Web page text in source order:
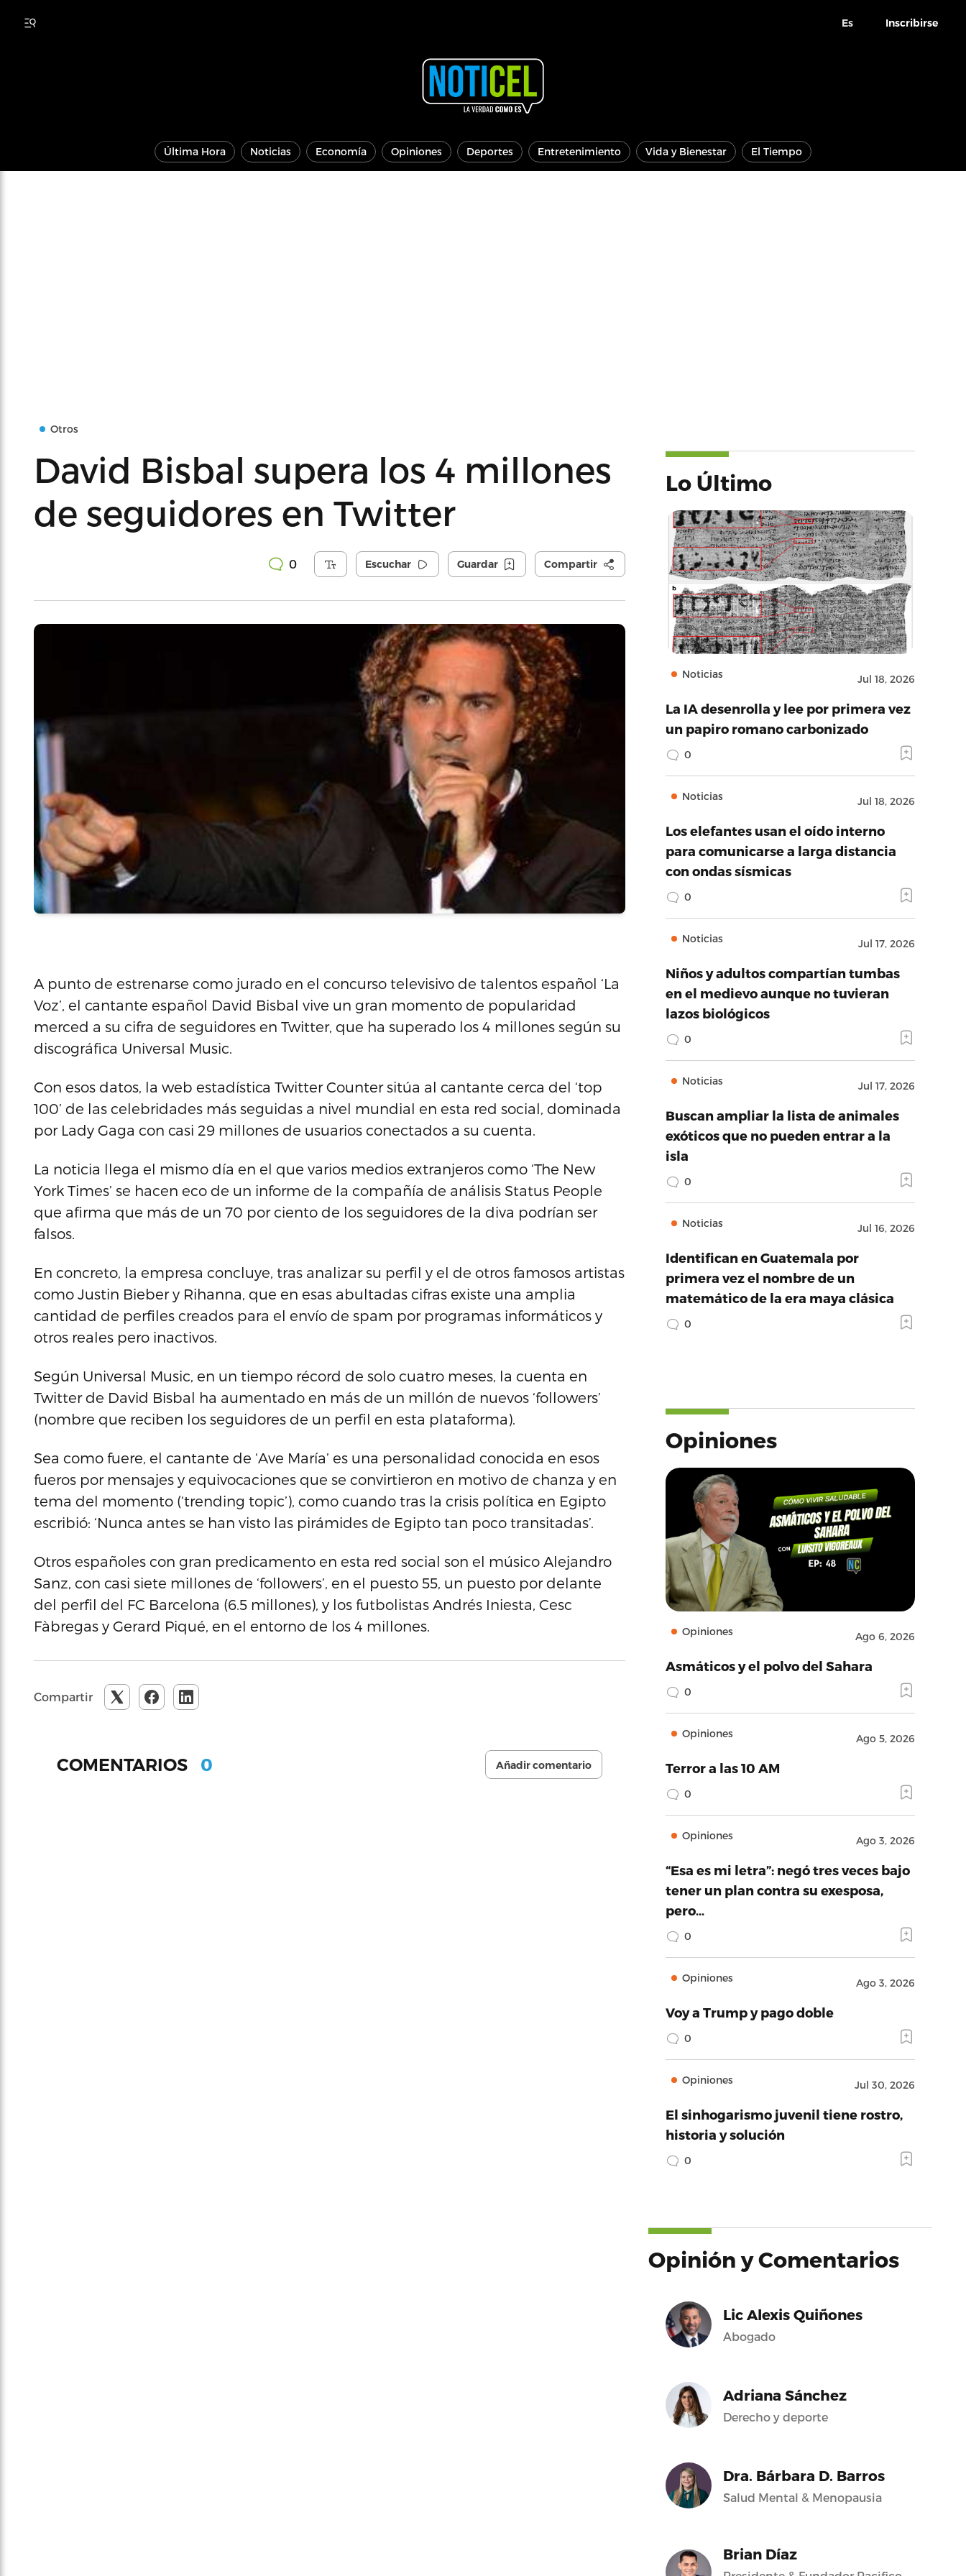
Es Inscribirse
Última Hora Noticias Economía Opiniones Deportes Entretenimiento Vida y Bienestar El Tiempo
Otros
David Bisbal supera los 4 millones
de seguidores en Twitter
0 Escuchar Guardar Compartir
A punto de estrenarse como jurado en el concurso televisivo de talentos español ‘La
Voz’, el cantante español David Bisbal vive un gran momento de popularidad
merced a su cifra de seguidores en Twitter, que ha superado los 4 millones según su
discográfica Universal Music.
Con esos datos, la web estadística Twitter Counter sitúa al cantante cerca del ‘top
100’ de las celebridades más seguidas a nivel mundial en esta red social, dominada
por Lady Gaga con casi 29 millones de usuarios conectados a su cuenta.
La noticia llega el mismo día en el que varios medios extranjeros como ‘The New
York Times’ se hacen eco de un informe de la compañía de análisis Status People
que afirma que más de un 70 por ciento de los seguidores de la diva podrían ser
falsos.
En concreto, la empresa concluye, tras analizar su perfil y el de otros famosos artistas
como Justin Bieber y Rihanna, que en esas abultadas cifras existe una amplia
cantidad de perfiles creados para el envío de spam por programas informáticos y
otros reales pero inactivos.
Según Universal Music, en un tiempo récord de solo cuatro meses, la cuenta en
Twitter de David Bisbal ha aumentado en más de un millón de nuevos ‘followers’
(nombre que reciben los seguidores de un perfil en esta plataforma).
Sea como fuere, el cantante de ‘Ave María’ es una personalidad conocida en esos
fueros por mensajes y equivocaciones que se convirtieron en motivo de chanza y en
tema del momento (‘trending topic’), como cuando tras la crisis política en Egipto
escribió: ‘Nunca antes se han visto las pirámides de Egipto tan poco transitadas’.
Otros españoles con gran predicamento en esta red social son el músico Alejandro
Sanz, con casi siete millones de ‘followers’, en el puesto 55, un puesto por delante
del perfil del FC Barcelona (6.5 millones), y los futbolistas Andrés Iniesta, Cesc
Fàbregas y Gerard Piqué, en el entorno de los 4 millones.
Compartir
COMENTARIOS 0 Añadir comentario
Lo Último
Noticias Jul 18, 2026
La IA desenrolla y lee por primera vez
un papiro romano carbonizado
0
Noticias Jul 18, 2026
Los elefantes usan el oído interno
para comunicarse a larga distancia
con ondas sísmicas
0
Noticias Jul 17, 2026
Niños y adultos compartían tumbas
en el medievo aunque no tuvieran
lazos biológicos
0
Noticias Jul 17, 2026
Buscan ampliar la lista de animales
exóticos que no pueden entrar a la
isla
0
Noticias Jul 16, 2026
Identifican en Guatemala por
primera vez el nombre de un
matemático de la era maya clásica
0
Opiniones
Opiniones Ago 6, 2026
Asmáticos y el polvo del Sahara
0
Opiniones Ago 5, 2026
Terror a las 10 AM
0
Opiniones Ago 3, 2026
“Esa es mi letra”: negó tres veces bajo
tener un plan contra su exesposa,
pero…
0
Opiniones Ago 3, 2026
Voy a Trump y pago doble
0
Opiniones Jul 30, 2026
El sinhogarismo juvenil tiene rostro,
historia y solución
0
Opinión y Comentarios
Lic Alexis Quiñones
Abogado
Adriana Sánchez
Derecho y deporte
Dra. Bárbara D. Barros
Salud Mental & Menopausia
Brian Díaz